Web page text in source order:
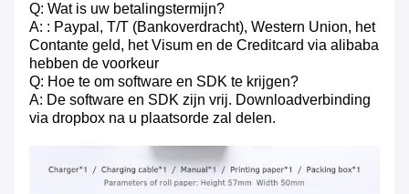
Q: Wat is uw betalingstermijn?
A: : Paypal, T/T (Bankoverdracht), Western Union, het
Contante geld, het Visum en de Creditcard via alibaba
hebben de voorkeur
Q: Hoe te om software en SDK te krijgen?
A: De software en SDK zijn vrij. Downloadverbinding
via dropbox na u plaatsorde zal delen.